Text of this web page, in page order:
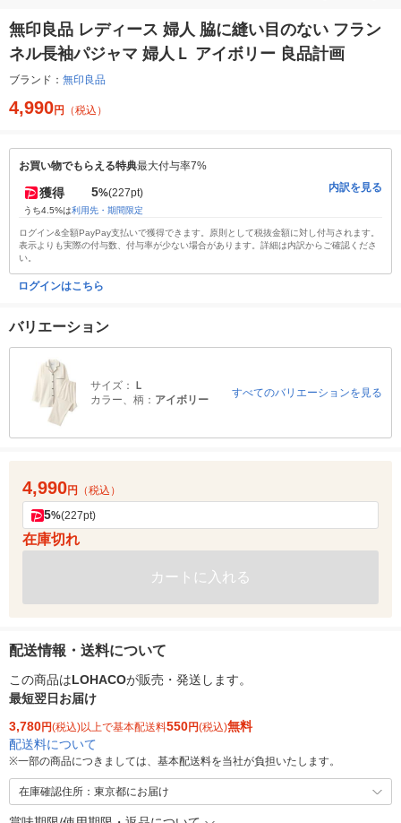
無印良品 レディース 婦人 脇に縫い目のない フラン
ネル長袖パジャマ 婦人Ｌ アイボリー 良品計画
ブランド： 無印良品
4,990円 （税込）
お買い物でもらえる特典最大付与率7%
獲得 5%(227pt)
うち4.5%は利用先・期間限定
内訳を見る
ログイン&全額PayPay支払いで獲得できます。原則として税抜金額に対し付与されます。
表示よりも実際の付与数、付与率が少ない場合があります。詳細は内訳からご確認くださ
い。
ログインはこちら
バリエーション
サイズ：
Ｌ
カラー、柄： アイボリー
すべてのバリエーションを見る
4,990円 （税込）
5%(227pt)
在庫切れ
カートに入れる
配送情報・送料について
この商品はLOHACOが販売・発送します。
最短翌日お届け
3,780円(税込)以上で基本配送料550円(税込)無料
配送料について
※一部の商品につきましては、基本配送料を当社が負担いたします。
在庫確認住所：東京都にお届け